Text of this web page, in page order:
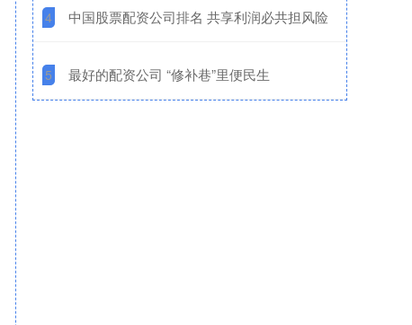
4 ​中国股票配资公司排名 共享利润必共担风险
5 ​最好的配资公司 “修补巷”里便民生